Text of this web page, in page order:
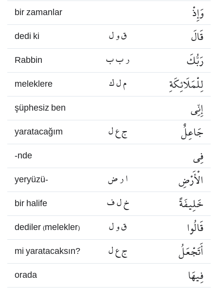
bir zamanlar وَإِذْ
dedi ki ق و ل قَالَ
Rabbin ر ب ب رَبُّكَ
meleklere م ل ك لِلْمَلَائِكَةِ
şüphesiz ben إِنِّي
yaratacağım ج ع ل جَاعِلٌ
-nde فِي
yeryüzü- ا ر ض الْأَرْضِ
bir halife خ ل ف خَلِيفَةً
dediler (melekler) ق و ل قَالُوا
mi yaratacaksın? ج ع ل أَتَجْعَلُ
orada فِيهَا